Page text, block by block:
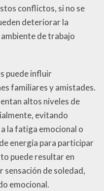
conflictos, si no se
deteriorar la
de trabajo
puede influir
familiares y amistades.
altos niveles de
evitando
la fatiga emocional o
energía para participar
puede resultar en
sensación de soledad,
emocional.